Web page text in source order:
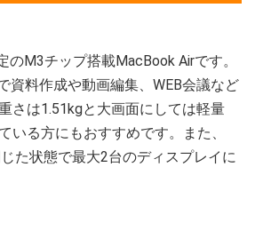
のM3チップ搭載MacBook Airです。
資料作成や動画編集、WEB会議など
さは1.51kgと大画面にしては軽量
いる方にもおすすめです。また、
た状態で最大2台のディスプレイに